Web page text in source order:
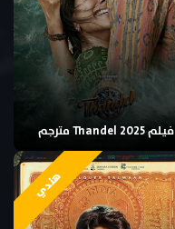
فيلم Thandel 2025 مترجم
هندي